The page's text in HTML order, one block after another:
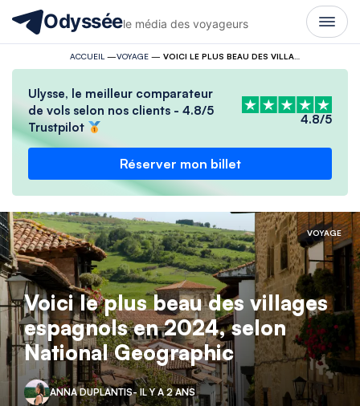
Odysséele média des voyageurs
ACCUEIL —VOYAGE— VOICI LE PLUS BEAU DES VILLAGES ESPAGNOLS EN 2024, SELON NATIONAL GEOGRAPHIC
Ulysse, le meilleur comparateur
de vols selon nos clients - 4.8/5
Trustpilot
4.8/5
Réserver mon billet
VOYAGE
Voici le plus beau des villages
espagnols en 2024, selon
National Geographic
ANNA DUPLANTIS- IL Y A 2 ANS